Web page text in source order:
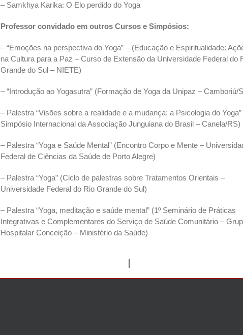
– Samkhya Karika: O Elo perdido do Yoga
Professor convidado em outros Cursos e Simpósios:
– “Emoções na perspectiva do Yoga” – (Educação e Espiritualidade:
na Cultura para a Paz – Curso de Extensão da Universidade Federal do
Grande do Sul – NIETE)
– “Introdução ao Yogasutra” (Formação de Yoga da Unipaz – Camboriú/
– Palestra “Visões sobre a realidade e a mudança: a Psicologia do
Simpósio Internacional da Associação Junguiana do Brasil – Canela/RS)
– Palestra “Yoga e Saúde Mental” (Encontro Corpo e Mente –
Federal de Ciências da Saúde de Porto Alegre)
– Palestra “Yoga” (Ciclo de palestras sobre Tratamentos Orientais –
Universidade Federal do Rio Grande do Sul)
– Palestra “Yoga, meditação e saúde mental” (1º Seminário de Práticas
Integrativas e Complementares do Serviço de Saúde Comunitário –
Hospitalar Conceição – Ministério da Saúde)